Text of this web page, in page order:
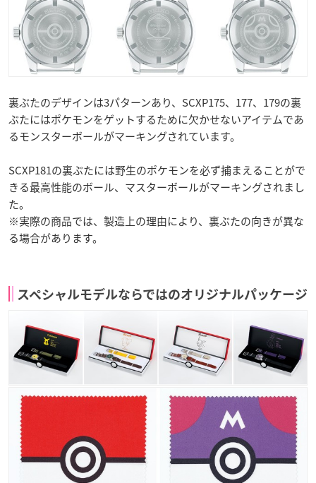
裏ぶたのデザインは3パターンあり、SCXP175、177、179の裏
ぶたにはポケモンをゲットするために欠かせないアイテムであ
るモンスターボールがマーキングされています。
SCXP181の裏ぶたには野生のポケモンを必ず捕まえることがで
きる最高性能のボール、マスターボールがマーキングされまし
た。
※実際の商品では、製造上の理由により、裏ぶたの向きが異な
る場合があります。
スペシャルモデルならではのオリジナルパッケージ